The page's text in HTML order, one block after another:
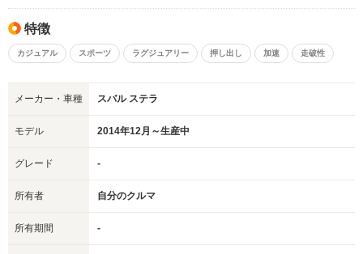
特徴
カジュアル スポーツ ラグジュアリー 押し出し 加速 走破性
メーカー・車種 スバル ステラ
モデル 2014年12月～生産中
グレード -
所有者 自分のクルマ
所有期間 -